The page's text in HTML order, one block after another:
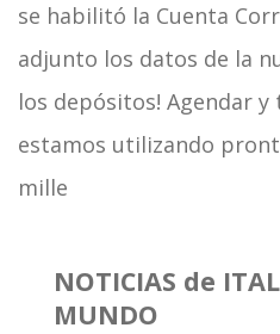
se habilitó la Cuenta
adjunto los datos de la
los depósitos! Agendar
estamos utilizando
mille
NOTICIAS de
MUNDO